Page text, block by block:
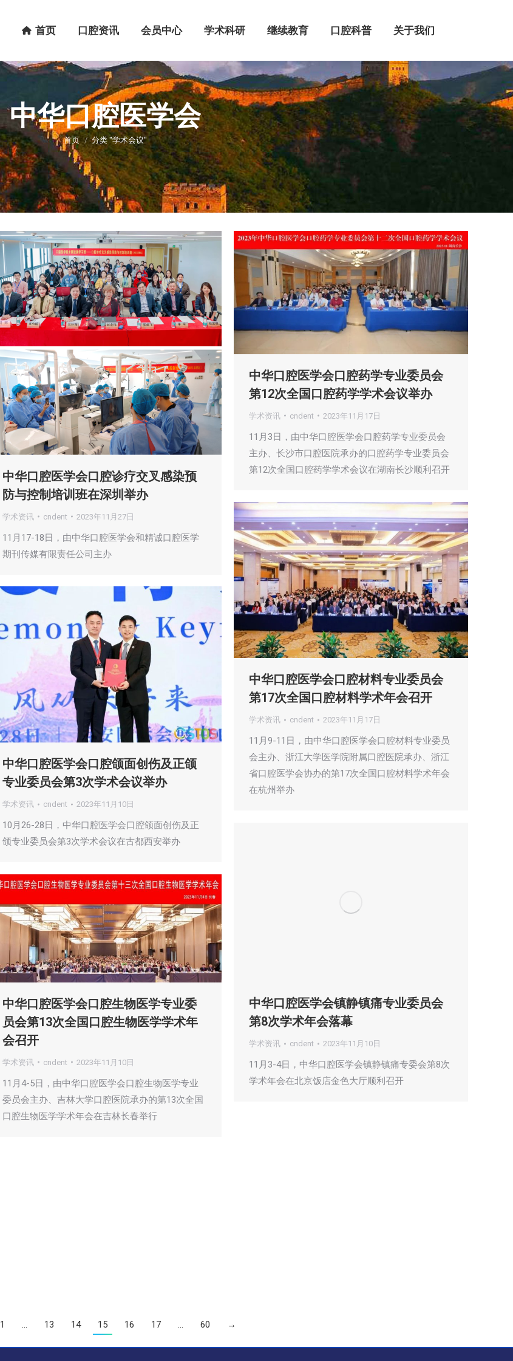
首页 口腔资讯 会员中心 学术科研 继续教育 口腔科普 关于我们
中华口腔医学会
您在这里：
首页 分类 "学术会议"
中华口腔医学会口腔诊疗交叉感染预
防与控制培训班在深圳举办
学术资讯 cndent 2023年11月27日
11月17-18日，由中华口腔医学会和精诚口腔医学
期刊传媒有限责任公司主办
中华口腔医学会口腔药学专业委员会
第12次全国口腔药学学术会议举办
学术资讯 cndent 2023年11月17日
11月3日，由中华口腔医学会口腔药学专业委员会
主办、长沙市口腔医院承办的口腔药学专业委员会
第12次全国口腔药学学术会议在湖南长沙顺利召开
中华口腔医学会口腔材料专业委员会
第17次全国口腔材料学术年会召开
学术资讯 cndent 2023年11月17日
11月9-11日，由中华口腔医学会口腔材料专业委员
会主办、浙江大学医学院附属口腔医院承办、浙江
省口腔医学会协办的第17次全国口腔材料学术年会
在杭州举办
中华口腔医学会口腔颌面创伤及正颌
专业委员会第3次学术会议举办
学术资讯 cndent 2023年11月10日
10月26-28日，中华口腔医学会口腔颌面创伤及正
颌专业委员会第3次学术会议在古都西安举办
中华口腔医学会镇静镇痛专业委员会
第8次学术年会落幕
学术资讯 cndent 2023年11月10日
11月3-4日，中华口腔医学会镇静镇痛专委会第8次
学术年会在北京饭店金色大厅顺利召开
中华口腔医学会口腔生物医学专业委
员会第13次全国口腔生物医学学术年
会召开
学术资讯 cndent 2023年11月10日
11月4-5日，由中华口腔医学会口腔生物医学专业
委员会主办、吉林大学口腔医院承办的第13次全国
口腔生物医学学术年会在吉林长春举行
1 … 13 14 15 16 17 … 60 →